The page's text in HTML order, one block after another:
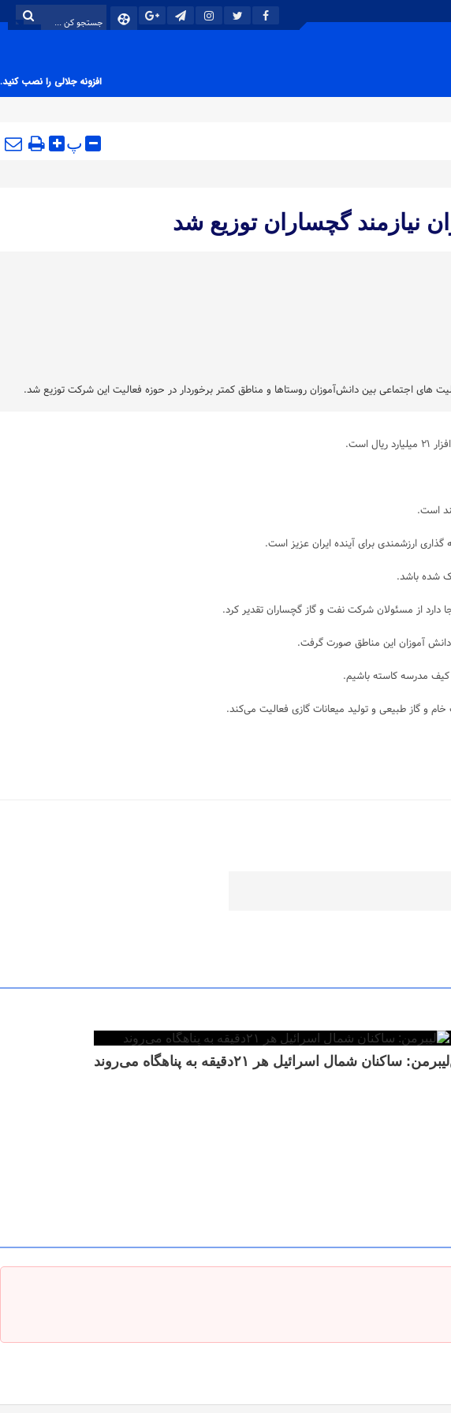
افزونه جلالی را نصب کنید.
پ
است.
است.
ارزشمندی برای آینده ایران عزیز است.
شده باشد.
از مسئولان شرکت نفت و گاز گچساران تقدیر کرد.
آموزان این مناطق صورت گرفت.
کیف مدرسه کاسته باشیم.
و گاز طبیعی و تولید میعانات گازی فعالیت می‌کند.
لیبرمن: ساکنان شمال اسرائیل هر ۲۱دقیقه به پناهگاه می‌روند